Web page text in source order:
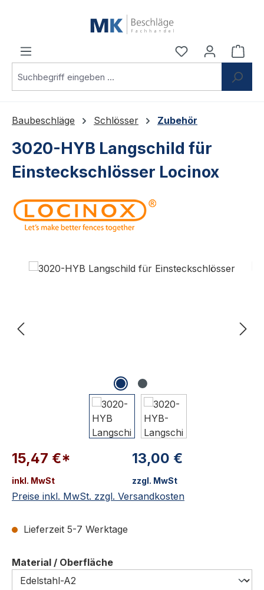
Du hast 0
Baubeschläge Schlösser Zubehör
3020-HYB Langschild für
Einsteckschlösser Locinox
15,47 €*
inkl. MwSt
13,00 €
zzgl. MwSt
Preise inkl. MwSt. zzgl. Versandkosten
Lieferzeit 5-7 Werktage
Material / Oberflächeauswählen